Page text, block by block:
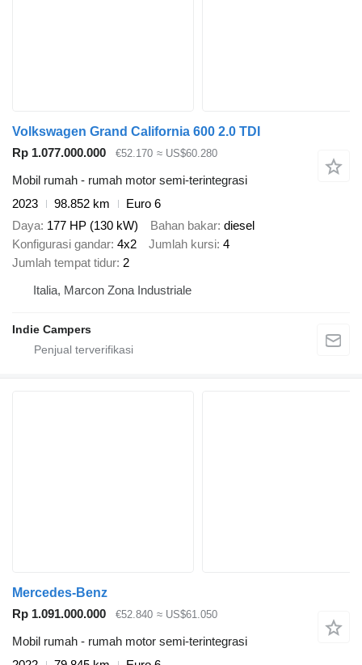
Volkswagen Grand California 600 2.0 TDI
Rp 1.077.000.000
€52.170 ≈ US$60.280
Mobil rumah - rumah motor semi-terintegrasi
2023
98.852 km
Euro 6
Daya 177 HP (130 kW) Bahan bakar diesel
Konfigurasi gandar 4x2 Jumlah kursi 4
Jumlah tempat tidur 2
Italia, Marcon Zona Industriale
Indie Campers
Mercedes-Benz
Rp 1.091.000.000
€52.840 ≈ US$61.050
Mobil rumah - rumah motor semi-terintegrasi